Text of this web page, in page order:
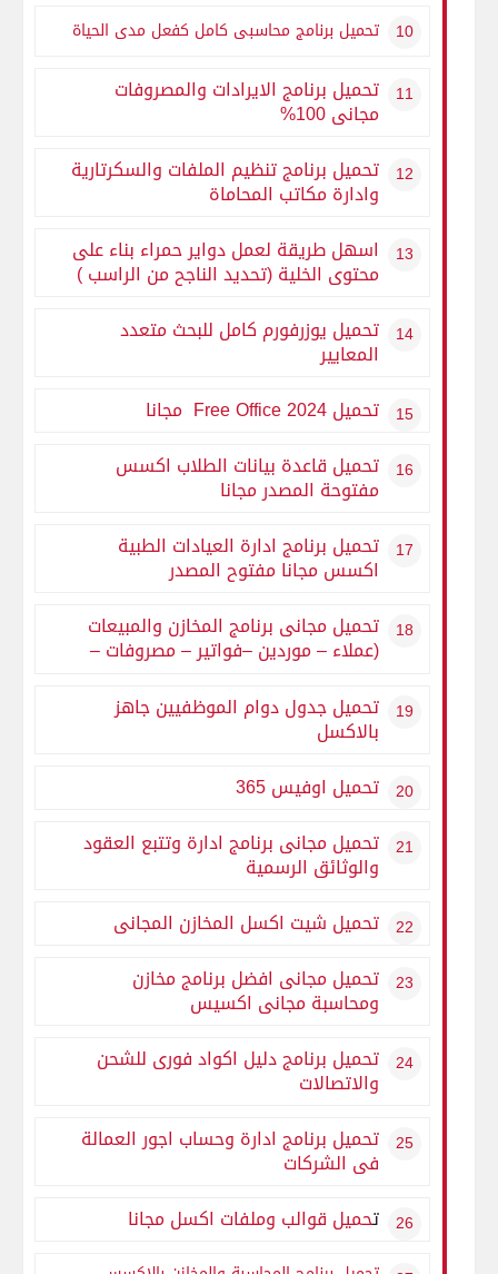
تحميل برنامج محاسبى كامل كفعل مدى الحياة
تحميل برنامج الايرادات والمصروفات
مجانى 100%
تحميل برنامج تنظيم الملفات والسكرتارية
وادارة مكاتب المحاماة
اسهل طريقة لعمل دواير حمراء بناء على
محتوى الخلية (تحديد الناجح من الراسب )
تحميل يوزرفورم كامل للبحث متعدد
المعايير
تحميل Free Office 2024 مجانا
تحميل قاعدة بيانات الطلاب اكسس
مفتوحة المصدر مجانا
تحميل برنامج ادارة العيادات الطبية
اكسس مجانا مفتوح المصدر
تحميل مجانى برنامج المخازن والمبيعات
(عملاء – موردين –فواتير – مصروفات –
المصدر
تحميل جدول دوام الموظفيين جاهز
بالاكسل
تحميل اوفيس 365
تحميل مجانى برنامج ادارة وتتبع العقود
والوثائق الرسمية
تحميل شيت اكسل المخازن المجانى
تحميل مجانى افضل برنامج مخازن
ومحاسبة مجانى اكسيس
تحميل برنامج دليل اكواد فورى للشحن
والاتصالات
تحميل برنامج ادارة وحساب اجور العمالة
فى الشركات
تحميل قوالب وملفات اكسل مجانا